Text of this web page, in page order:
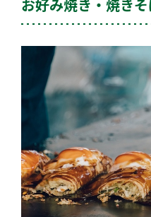
お好み焼き・焼き